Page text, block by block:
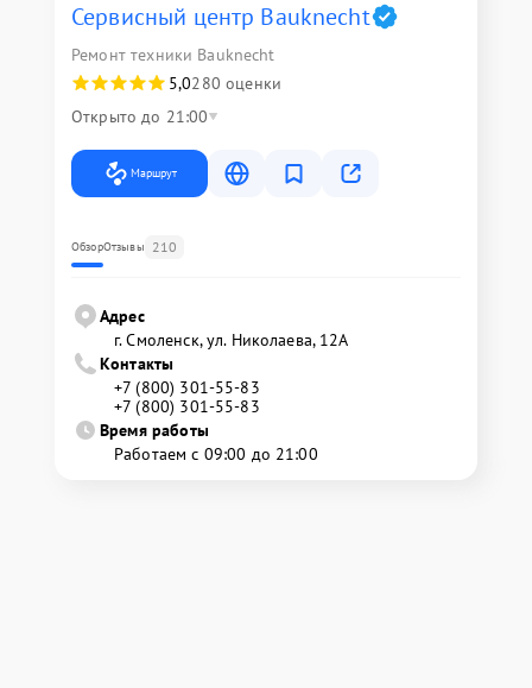
Сервисный центр Bauknecht
Ремонт техники Bauknecht
5,0280 оценки
Открыто до 21:00
Маршрут
ОбзорОтзывы 210
Адрес
г. Смоленск, ул. Николаева, 12А
Контакты
+7 (800) 301-55-83
+7 (800) 301-55-83
Время работы
Работаем с 09:00 до 21:00